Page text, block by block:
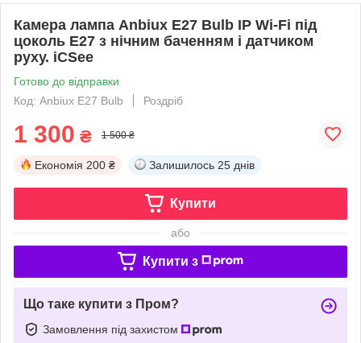
Камера лампа Anbiux E27 Bulb IP Wi-Fi під
цоколь E27 з нічним баченням і датчиком
руху. iCSee
Готово до відправки
Код: Anbiux E27 Bulb
Роздріб
1 300 ₴ 1 500 ₴
Економія 200 ₴ Залишилось 25 днів
Купити
або
Купити з
Що таке купити з Пром?
Замовлення під захистом